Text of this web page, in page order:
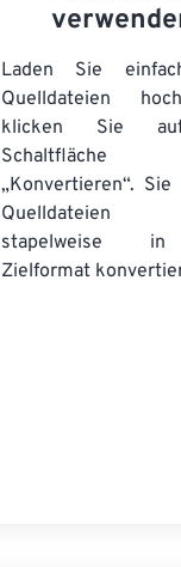
Laden Sie
Quelldateien
klicken Sie
Schaltfläche
„Konvertieren“. Sie
Quelldateien
stapelweise
Zielformat